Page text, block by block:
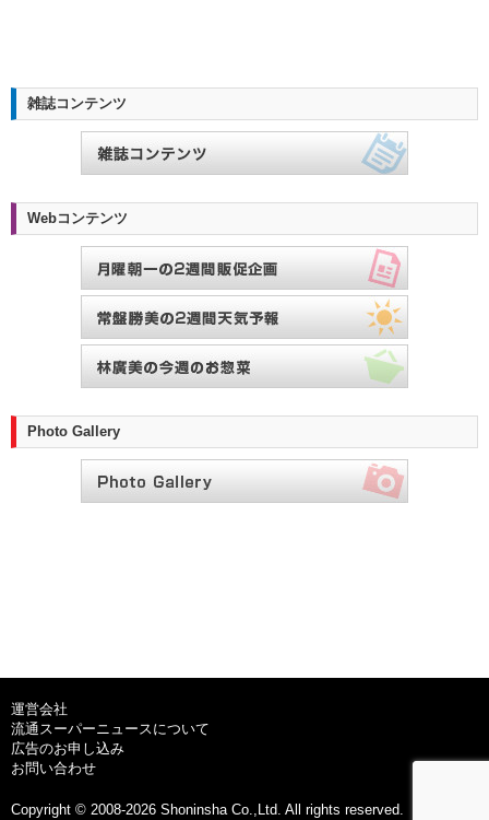
雑誌コンテンツ
Webコンテンツ
Photo Gallery
運営会社
流通スーパーニュースについて
広告のお申し込み
お問い合わせ
Copyright © 2008-2026 Shoninsha Co.,Ltd. All rights reserved.